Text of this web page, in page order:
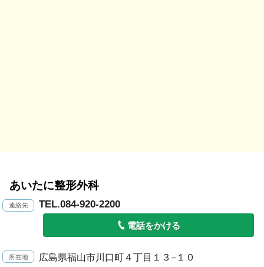
あいたに整形外科
TEL.084-920-2200
電話をかける
広島県福山市川口町４丁目１３−１０